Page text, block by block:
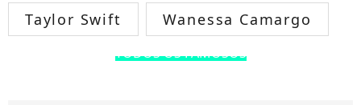
Taylor Swift Wanessa Camargo
TODOS OS FAMOSOS